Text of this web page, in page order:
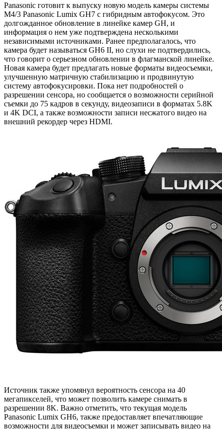
Panasonic готовит к выпуску новую модель камеры системы
M4/3 Panasonic Lumix GH7 с гибридным автофокусом. Это
долгожданное обновление в линейке камер GH, и
информация о нем уже подтверждена несколькими
независимыми источниками. Ранее предполагалось, что
камера будет называться GH6 II, но слухи не подтвердились,
что говорит о серьезном обновлении в флагманской линейке.
Новая камера будет предлагать новые форматы видеосъемки,
улучшенную матричную стабилизацию и продвинутую
систему автофокусировки. Пока нет подробностей о
разрешении сенсора, но сообщается о возможности серийной
съемки до 75 кадров в секунду, видеозаписи в форматах 5.8K
и 4K DCI, а также возможности записи несжатого видео на
внешний рекордер через HDMI.
Источник также упомянул вероятность сенсора на 40
мегапикселей, что может позволить камере снимать в
разрешении 8K. Важно отметить, что текущая модель
Panasonic Lumix GH6, также предоставляет впечатляющие
возможности для видеосъемки и может записывать видео на